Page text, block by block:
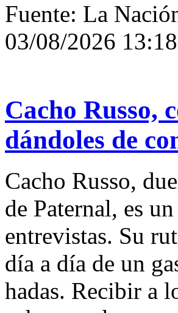
Fuente: La
03/08/2026 13:18
Cacho Russo,
dándoles de
Cacho Russo,
de Paternal, es
entrevistas. Su
día a día de un
hadas. Recibir a